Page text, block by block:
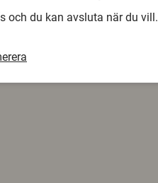
och du kan avsluta när du vill.